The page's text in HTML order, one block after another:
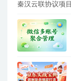
秦汉云联协议项目